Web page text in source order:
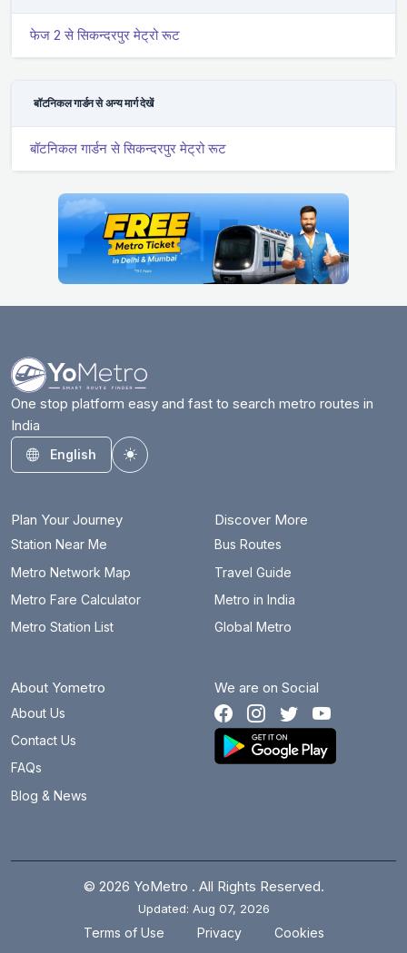
फेज 2 से सिकन्दरपुर मेट्रो रूट
बॉटनिकल गार्डन से अन्य मार्ग देखें
बॉटनिकल गार्डन से सिकन्दरपुर मेट्रो रूट
One stop platform easy and fast to search metro routes in
India
English
Toggle theme
Plan Your Journey
Station Near Me
Metro Network Map
Metro Fare Calculator
Metro Station List
Discover More
Bus Routes
Travel Guide
Metro in India
Global Metro
About Yometro
About Us
Contact Us
FAQs
Blog & News
We are on Social
© 2026 YoMetro . All Rights Reserved.
Updated: Aug 07, 2026
Terms of Use Privacy Cookies